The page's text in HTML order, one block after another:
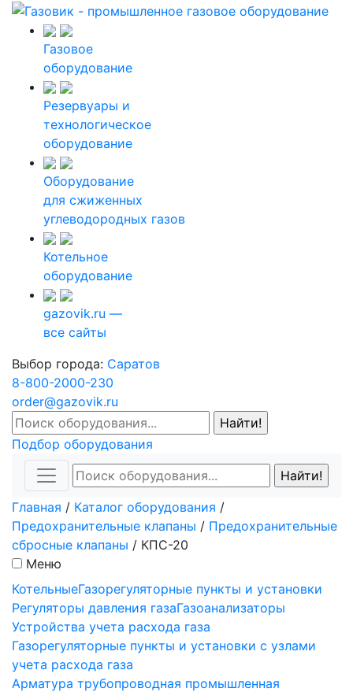
Газовое
оборудование
Резервуары и
технологическое
оборудование
Оборудование
для сжиженных
углеводородных газов
Котельное
оборудование
gazovik.ru —
все сайты
Выбор города: Саратов
8-800-2000-230
order@gazovik.ru
Подбор оборудования
Главная / Каталог оборудования /
Предохранительные клапаны / Предохранительные
сбросные клапаны / КПС-20
Меню
КотельныеГазорегуляторные пункты и установки
Регуляторы давления газаГазоанализаторы
Устройства учета расхода газа
Газорегуляторные пункты и установки с узлами
учета расхода газа
Арматура трубопроводная промышленная